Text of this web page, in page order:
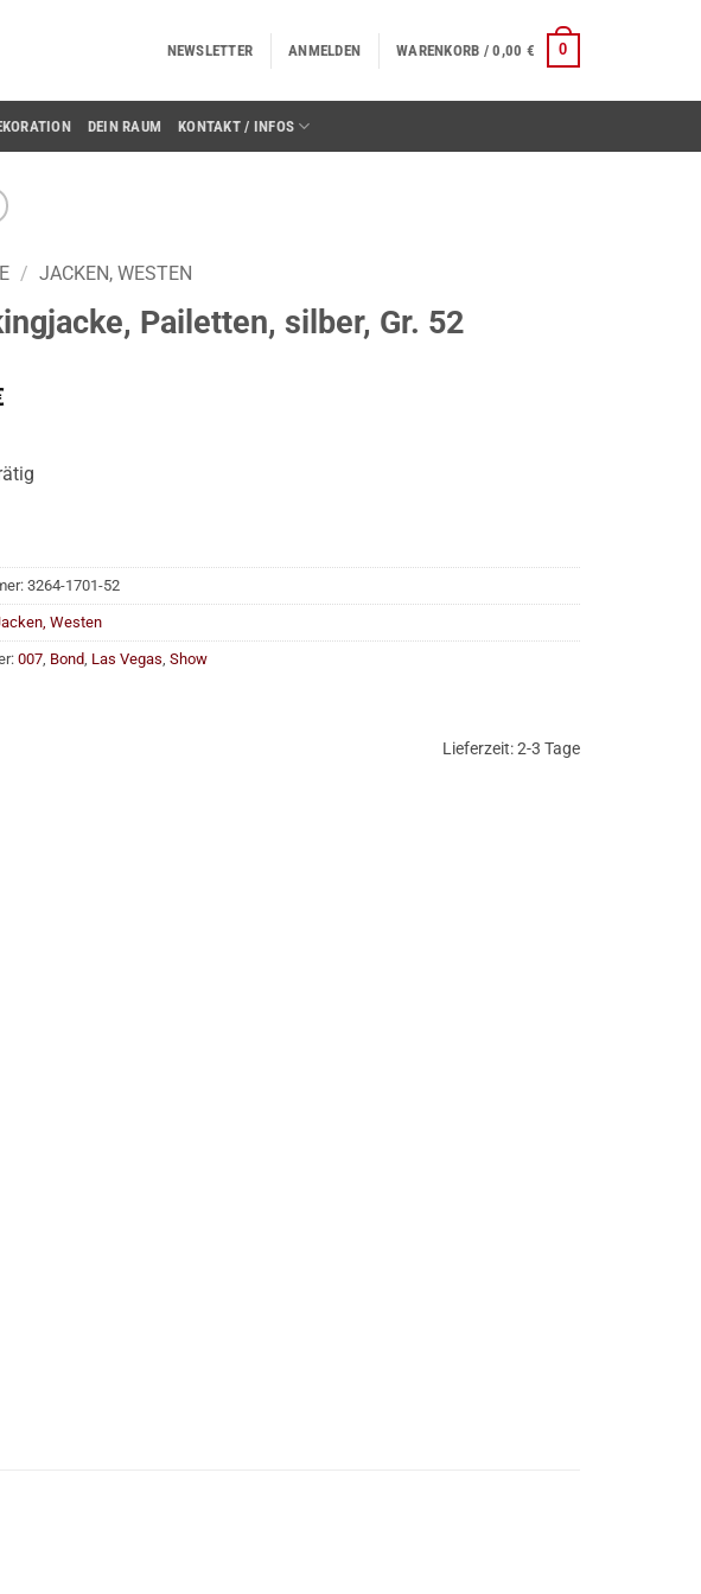
NEWSLETTER ANMELDEN WARENKORB /0,00 € 0
DEIN RAUM KONTAKT / INFOS
/ JACKEN, WESTEN
Pailetten, silber, Gr. 52
3264-1701-52
Westen
007, Bond, Las Vegas, Show
Lieferzeit:2-3 Tage